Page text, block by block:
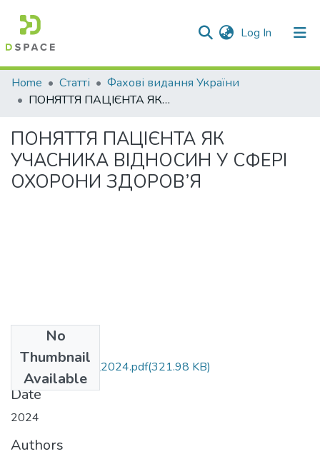
Log In (current)
Communities & Collections
Statistics
Home Статті
Фахові видання України
ПОНЯТТЯ ПАЦІЄНТА ЯК УЧАСНИКА ВІДНОСИН У СФЕРІ ОХОРОНИ ЗДОРОВ’Я
ПОНЯТТЯ ПАЦІЄНТА ЯК
УЧАСНИКА ВІДНОСИН У СФЕРІ
ОХОРОНИ ЗДОРОВ’Я
No
Thumbnail
Available
hrynko_porozova_2024.pdf(321.98 KB)
Date
2024
Authors